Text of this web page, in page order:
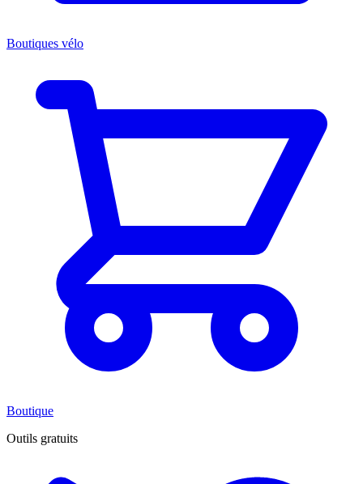
Boutiques vélo
Boutique
Outils gratuits